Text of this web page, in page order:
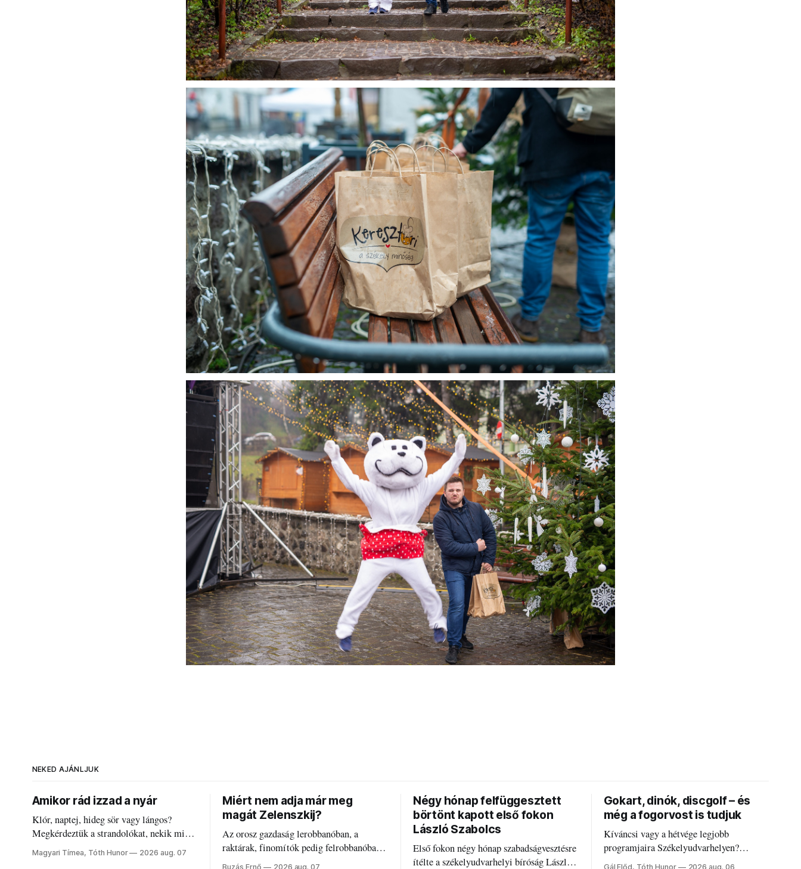
NEKED AJÁNLJUK
Amikor rád izzad a nyár
Klór, naptej, hideg sör vagy lángos?
Megkérdeztük a strandolókat, nekik mi
jelenti a nyarat, és hogyan bírják a
kánikulát.
Magyari Tímea, Tóth Hunor 2026 aug. 07
Miért nem adja már meg
magát Zelenszkij?
Az orosz gazdaság lerobbanóban, a
raktárak, finomítók pedig felrobbanóban.
Akárcsak az ukrán népharag, amikor
Buzás Ernő 2026 aug. 07
Négy hónap felfüggesztett
börtönt kapott első fokon
László Szabolcs
Első fokon négy hónap szabadságvesztésre
ítélte a székelyudvarhelyi bíróság László
Gokart, dinók, discgolf – és
még a fogorvost is tudjuk
Kíváncsi vagy a hétvége legjobb
programjaira Székelyudvarhelyen?
Nálunk megtalálod őket – sőt, ha baj van a
Gál Előd, Tóth Hunor 2026 aug. 06